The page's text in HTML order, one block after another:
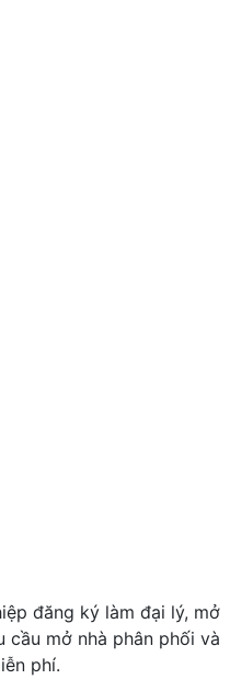
đăng ký làm đại lý, mở
cầu mở nhà phân phối và
phí.